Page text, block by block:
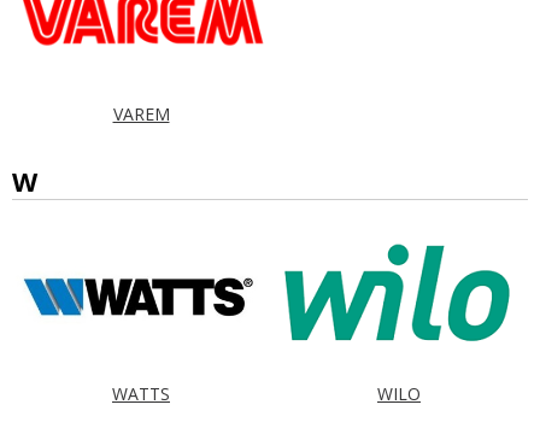
VAREM
W
WATTS WILO